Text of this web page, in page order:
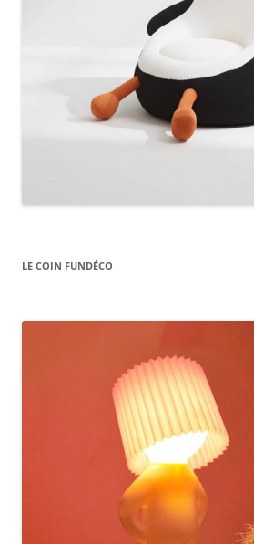
LE COIN FUNDÉCO